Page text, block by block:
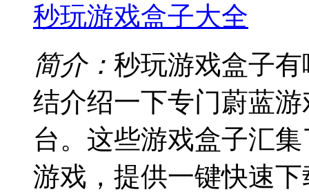
秒玩游戏盒子大全
简介： 秒玩游戏盒子
结介绍一下专门蔚蓝
台。这些游戏盒子汇
游戏，提供一键快速